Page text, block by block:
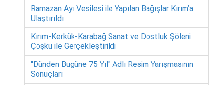
Ramazan Ayı Vesilesi ile Yapılan Bağışlar Kırım’a
Ulaştırıldı
Kırım-Kerkük-Karabağ Sanat ve Dostluk Şöleni
Çoşku ile Gerçekleştirildi
"Dünden Bugüne 75 Yıl" Adlı Resim Yarışmasının
Sonuçları